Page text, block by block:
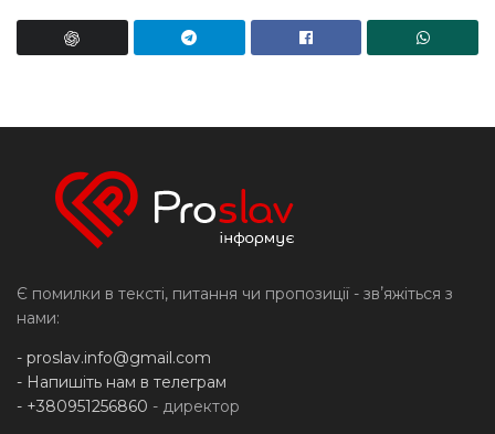
Є помилки в тексті, питання чи пропозиції - звʼяжіться з
нами:
- proslav.info@gmail.com
- Напишіть нам в телеграм
- +380951256860 - директор